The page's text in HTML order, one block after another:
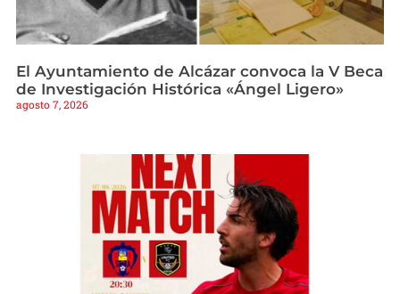
El Ayuntamiento de Alcázar convoca la V Beca
de Investigación Histórica «Ángel Ligero»
agosto 7, 2026